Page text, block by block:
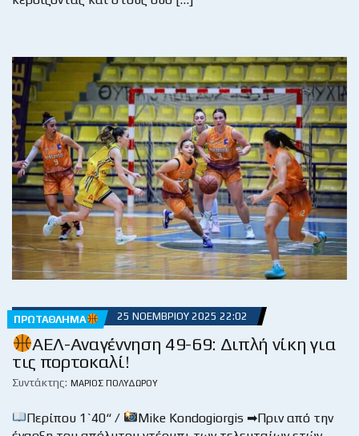
ΠΡΩΤΆΘΛΗΜΑ 25 ΝΟΕΜΒΡΊΟΥ 2025 22:02
ΑΕΛ-Αναγέννηση 49-69: Διπλή νίκη για
τις πορτοκαλί!
Συντάκτης: ΜΆΡΙΟΣ ΠΟΛΥΔΏΡΟΥ
Περίπου 1`40“ /
Mike Kondogiorgis ➡Πριν από την